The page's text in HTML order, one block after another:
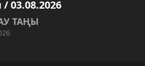
03.08.2026
ТАҢЫ